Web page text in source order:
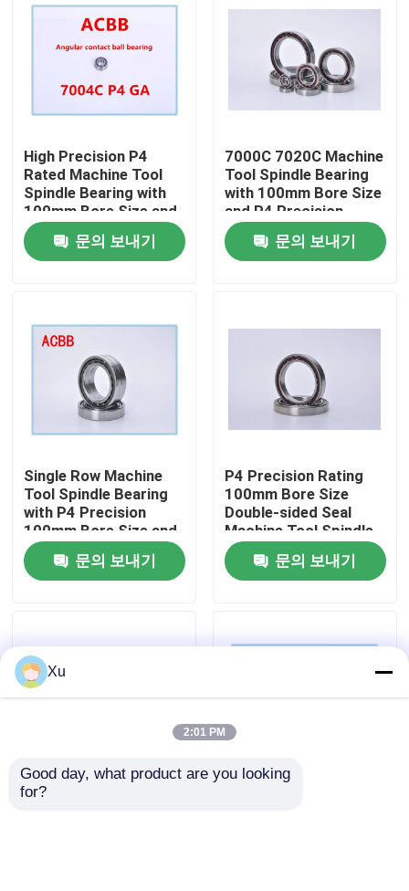
우리에 대하여
공장 여행
연락주세요
공세 앵귤러 콘택트 볼 베어링
High Precision P4
Rated Machine Tool
Spindle Bearing with
100mm Bore Size and
1000RPM-60000RPM
Speed 문의 보내기
7000C 7020C Machine
Tool Spindle Bearing
with 100mm Bore Size
and P4 Precision
Rating for High
Performance
문의 보내기
Single Row Machine
Tool Spindle Bearing
with P4 Precision
100mm Bore Size and
Intermediate Preload
문의 보내기
P4 Precision Rating
100mm Bore Size
Double-sided Seal
Machine Tool Spindle
Bearing Angular
Contact Ball Bearing
문의 보내기
100mm Bore Size
Xu
2:01 PM
Good day, what product are you looking
for?